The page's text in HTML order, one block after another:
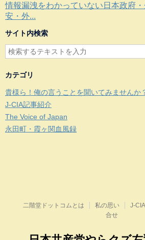
情報漏洩をわかっていない日本政府
安・外...
サイト内検索
カテゴリ
貴様ら！俺の言うことを聞いてみませんか
J-CIA記事紹介
The Voice of Japan
永田町・霞ヶ関血風録